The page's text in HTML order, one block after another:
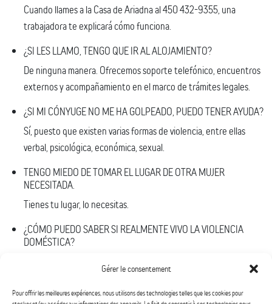
Gérer le consentement
Pour offrir les meilleures expériences, nous utilisons des technologies telles que les cookies pour
Cuando llames a la Casa de Ariadna al 450 432-9355, una
trabajadora te explicará cómo funciona.
¿SI LES LLAMO, TENGO QUE IR AL ALOJAMIENTO?
De ninguna manera. Ofrecemos soporte telefónico, encuentros
externos y acompañamiento en el marco de trámites legales.
¿SI MI CÓNYUGE NO ME HA GOLPEADO, PUEDO TENER AYUDA?
Sí, puesto que existen varias formas de violencia, entre ellas
verbal, psicológica, económica, sexual.
TENGO MIEDO DE TOMAR EL LUGAR DE OTRA MUJER
NECESITADA.
Tienes tu lugar, lo necesitas.
¿CÓMO PUEDO SABER SI REALMENTE VIVO LA VIOLENCIA
DOMÉSTICA?
Si tienes miedo de tu cónyuge, si temes sus reacciones, si no te
sientes respetada en tu relación es probable que vivas violencia
doméstica. Si tienes alguna duda, llámanos y te ayudaremos a